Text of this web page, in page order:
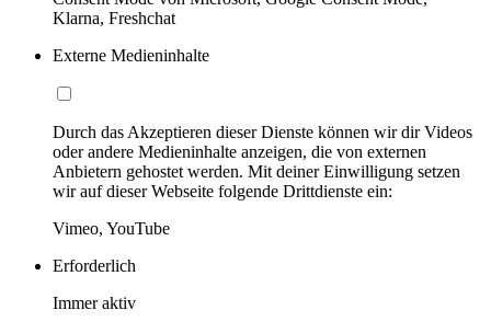
Klarna, Freshchat
Externe Medieninhalte
Durch das Akzeptieren dieser Dienste können wir dir Videos
oder andere Medieninhalte anzeigen, die von externen
Anbietern gehostet werden. Mit deiner Einwilligung setzen
wir auf dieser Webseite folgende Drittdienste ein:
Vimeo, YouTube
Erforderlich
Immer aktiv